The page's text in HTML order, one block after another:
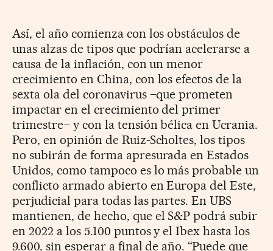
Así, el año comienza con los obstáculos de
unas alzas de tipos que podrían acelerarse a
causa de la inflación, con un menor
crecimiento en China, con los efectos de la
sexta ola del coronavirus –que prometen
impactar en el crecimiento del primer
trimestre– y con la tensión bélica en Ucrania.
Pero, en opinión de Ruiz-Scholtes, los tipos
no subirán de forma apresurada en Estados
Unidos, como tampoco es lo más probable un
conflicto armado abierto en Europa del Este,
perjudicial para todas las partes. En UBS
mantienen, de hecho, que el S&P podrá subir
en 2022 a los 5.100 puntos y el Ibex hasta los
9.600, sin esperar a final de año. “Puede que